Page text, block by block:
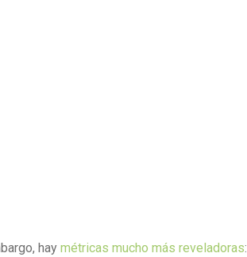
hay métricas mucho más reveladoras: